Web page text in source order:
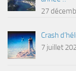
27
Crash
7 juillet